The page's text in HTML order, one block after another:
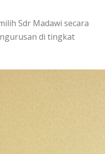
Sdr Madawi secara
di tingkat